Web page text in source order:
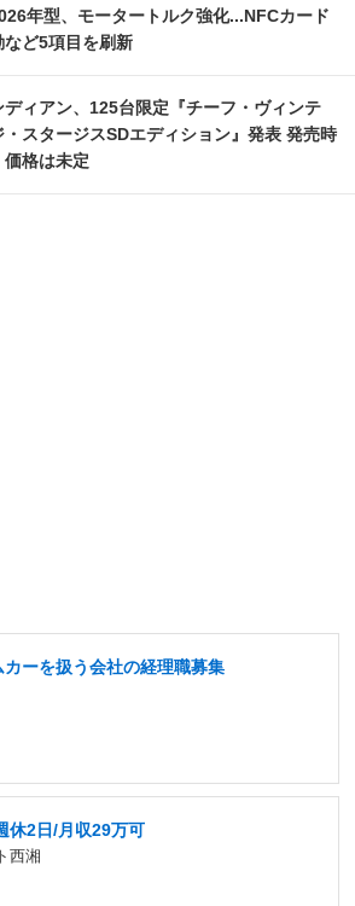
年型、モータートルク強化...NFCカード
など5項目を刷新
ディアン、125台限定『チーフ・ヴィンテ
・スタージスSDエディション』発表 発売時
価格は未定
ーを扱う会社の経理職募集
休2日/月収29万可
西湘